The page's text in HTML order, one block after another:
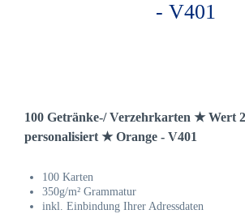
100 Getränke-/ Verzehrkarten ★ Wert
personalisiert ★ Orange - V401
100 Karten
350g/m² Grammatur
inkl. Einbindung Ihrer Adressdaten